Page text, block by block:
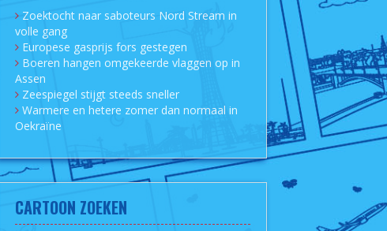
Zoektocht naar saboteurs Nord Stream in
volle gang
Europese gasprijs fors gestegen
Boeren hangen omgekeerde vlaggen op in
Assen
Zeespiegel stijgt steeds sneller
Warmere en hetere zomer dan normaal in
Oekraïne
CARTOON ZOEKEN